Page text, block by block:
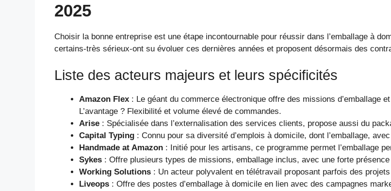
2025
Choisir la bonne entreprise est une étape incontournable pour réussir dans l’emballage à
certains-très sérieux-ont su évoluer ces dernières années et proposent désormais des
Liste des acteurs majeurs et leurs spécificités
Amazon Flex : Le géant du commerce électronique offre des missions d’emballage
L’avantage ? Flexibilité et volume élevé de commandes.
Arise : Spécialisée dans l’externalisation des services clients, propose aussi du
Capital Typing : Connu pour sa diversité d’emplois à domicile, dont l’emballage,
Handmade at Amazon : Initié pour les artisans, ce programme permet l’emballage
Sykes : Offre plusieurs types de missions, emballage inclus, avec une forte
Working Solutions : Un acteur polyvalent en télétravail proposant parfois des projets
Liveops : Offre des postes d’emballage à domicile en lien avec des campagnes